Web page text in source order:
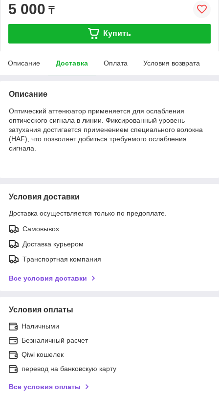
5 000 ₸
Купить
Описание Доставка Оплата Условия возврата
Описание
Оптический аттенюатор применяется для ослабления
оптического сигнала в линии. Фиксированный уровень
затухания достигается применением специального волокна
(HAF), что позволяет добиться требуемого ослабления
сигнала.
Условия доставки
Доставка осуществляется только по предоплате.
Самовывоз
Доставка курьером
Транспортная компания
Все условия доставки
Условия оплаты
Наличными
Безналичный расчет
Qiwi кошелек
перевод на банковскую карту
Все условия оплаты